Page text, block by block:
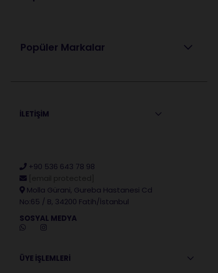
Popüler Markalar
İLETİŞİM
+90 536 643 78 98
Molla Gürani, Gureba Hastanesi Cd
No:65 / B, 34200 Fatih/İstanbul
SOSYAL MEDYA
ÜYE İŞLEMLERİ